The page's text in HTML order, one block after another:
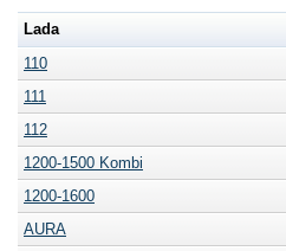
Lada
110
111
112
1200-1500 Kombi
1200-1600
AURA